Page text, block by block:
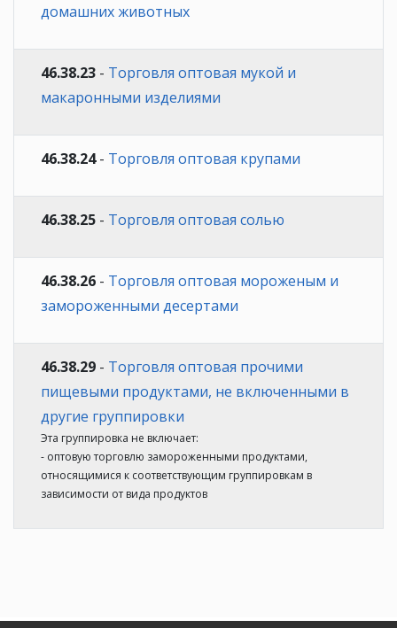
домашних животных
46.38.23 - Торговля оптовая мукой и
макаронными изделиями
46.38.24- Торговля оптовая крупами
46.38.25 - Торговля оптовая солью
46.38.26 - Торговля оптовая мороженым и
замороженными десертами
46.38.29 - Торговля оптовая прочими
пищевыми продуктами, не включенными в
другие группировки
Эта группировка не включает:
- оптовую торговлю замороженными продуктами,
относящимися к соответствующим группировкам в
зависимости от вида продуктов